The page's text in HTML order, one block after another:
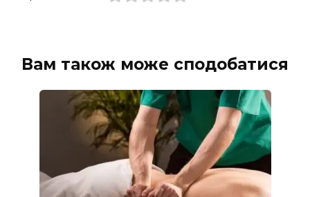
Вам також може сподобатися